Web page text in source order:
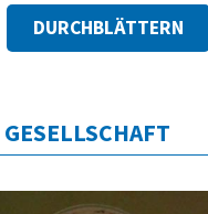
DURCHBLÄTTERN
GESELLSCHAFT